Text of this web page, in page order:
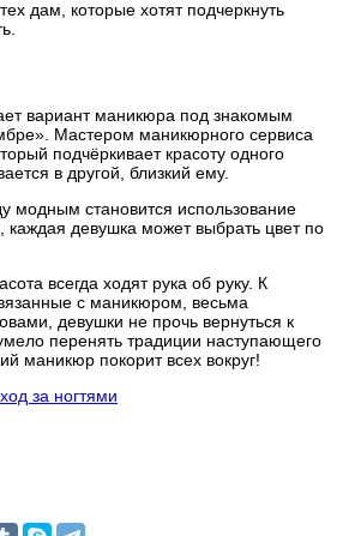
дам, которые хотят подчеркнуть
вариант маникюра под знакомым
Мастером маникюрного сервиса
подчёркивает красоту одного
в другой, близкий ему.
модным становится использование
каждая девушка может выбрать цвет по
всегда ходят рука об руку. К
с маникюром, весьма
девушки не прочь вернуться к
перенять традиции наступающего
маникюр покорит всех вокруг!
за ногтями